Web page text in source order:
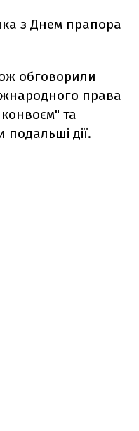
з Днем прапора
обговорили
права
конвоєм" та
дії.